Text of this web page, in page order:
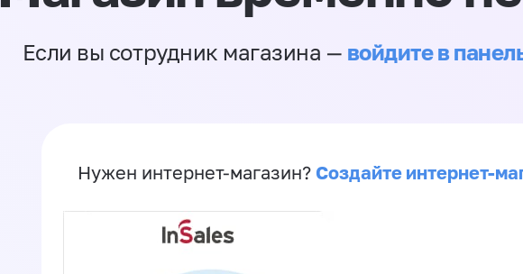
Если вы сотрудник магазина — войдите в
Нужен интернет-магазин? Создайте интернет-